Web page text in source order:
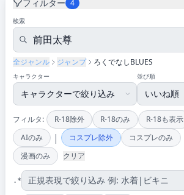
フィルター 4
検索
全ジャンル ジャンプ ろくでなしBLUES
キャラクター 並び順
フィルタ: R-18除外 R-18のみ R-18も表示
AIのみ
| コスプレ除外 コスプレのみ
漫画のみ
クリア
.*